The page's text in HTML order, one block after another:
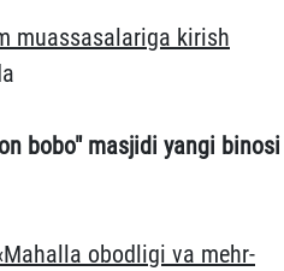
muassasalariga kirish
bobo" masjidi yangi binosi
obodligi va mehr-